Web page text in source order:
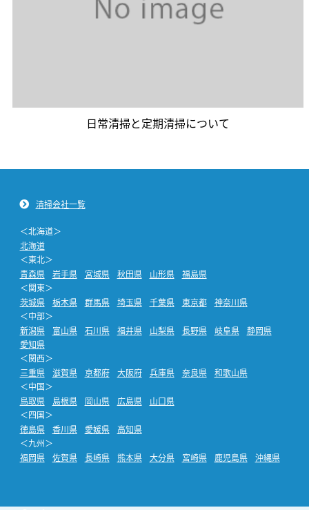
日常清掃と定期清掃について
清掃会社一覧
＜北海道＞
北海道
＜東北＞
青森県
岩手県 宮城県 秋田県 山形県
福島県
＜関東＞
茨城県
栃木県 群馬県 埼玉県 千葉県 東京都
神奈川県
＜中部＞
新潟県
富山県 石川県 福井県 山梨県 長野県 岐阜県
静岡県
愛知県
＜関西＞
三重県
滋賀県 京都府 大阪府 兵庫県 奈良県
和歌山県
＜中国＞
鳥取県
島根県 岡山県 広島県
山口県
＜四国＞
徳島県
香川県 愛媛県
高知県
＜九州＞
福岡県
佐賀県 長崎県 熊本県 大分県 宮崎県 鹿児島県 沖縄県